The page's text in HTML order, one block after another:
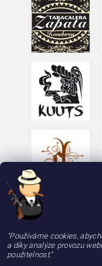
"Používáme cookies,
a díky analýze provozu
použitelnost."